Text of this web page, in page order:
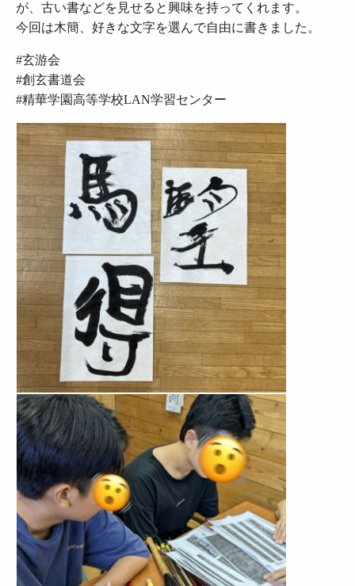
が、古い書などを見せると興味を持ってくれます。
今回は木簡、好きな文字を選んで自由に書きました。
#玄游会
#創玄書道会
#精華学園高等学校LAN学習センター